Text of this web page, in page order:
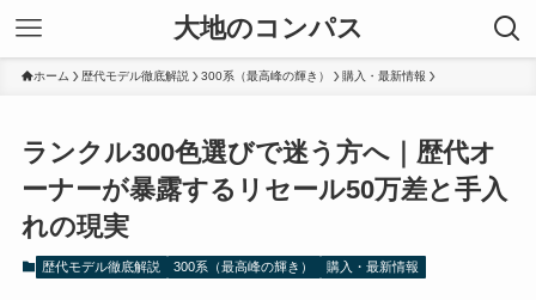
大地のコンパス
ホーム 歴代モデル徹底解説 300系（最高峰の輝き） 購入・最新情報
ランクル300色選びで迷う方へ｜歴代オ
ーナーが暴露するリセール50万差と手入
れの現実
歴代モデル徹底解説 300系（最高峰の輝き） 購入・最新情報